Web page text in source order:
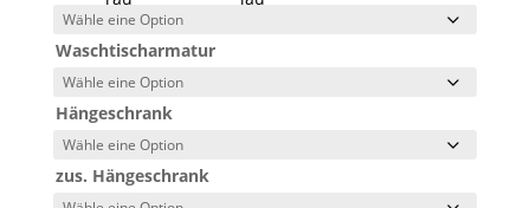
Waschtischarmatur
Hängeschrank
zus. Hängeschrank